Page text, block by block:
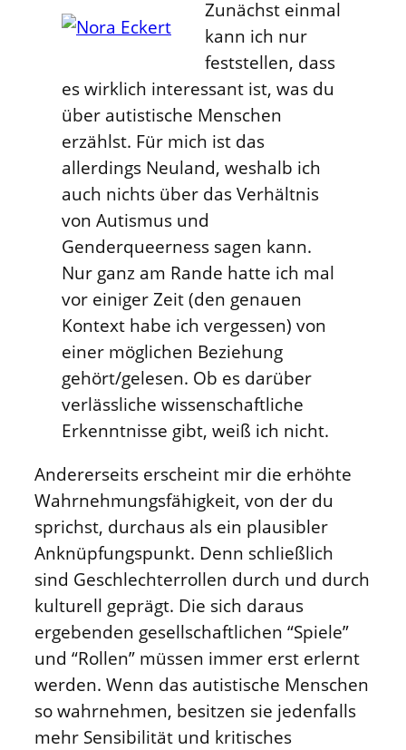
Zunächst einmal
kann ich nur
feststellen, dass
es wirklich interessant ist, was du
über autistische Menschen
erzählst. Für mich ist das
allerdings Neuland, weshalb ich
auch nichts über das Verhältnis
von Autismus und
Genderqueerness sagen kann.
Nur ganz am Rande hatte ich mal
vor einiger Zeit (den genauen
Kontext habe ich vergessen) von
einer möglichen Beziehung
gehört/gelesen. Ob es darüber
verlässliche wissenschaftliche
Erkenntnisse gibt, weiß ich nicht.
Andererseits erscheint mir die erhöhte
Wahrnehmungsfähigkeit, von der du
sprichst, durchaus als ein plausibler
Anknüpfungspunkt. Denn schließlich
sind Geschlechterrollen durch und durch
kulturell geprägt. Die sich daraus
ergebenden gesellschaftlichen “Spiele”
und “Rollen” müssen immer erst erlernt
werden. Wenn das autistische Menschen
so wahrnehmen, besitzen sie jedenfalls
mehr Sensibilität und kritisches